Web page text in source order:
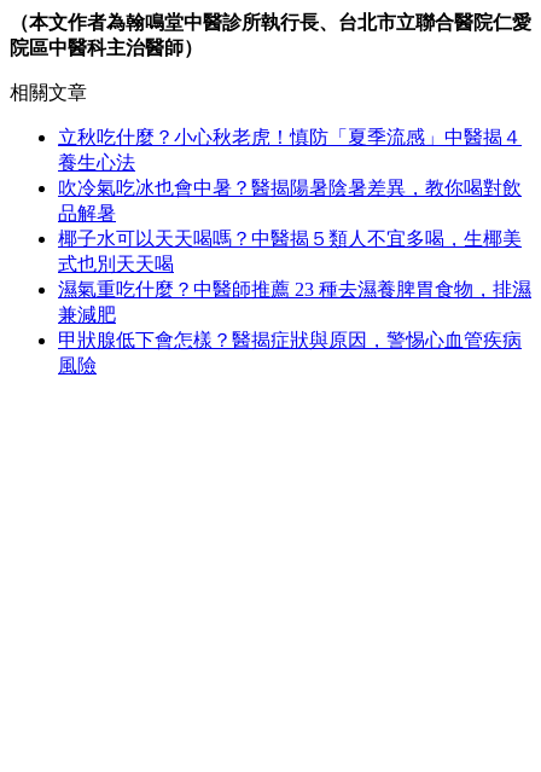
（本文作者為翰鳴堂中醫診所執行長、台北市立聯合醫院仁愛
院區中醫科主治醫師）
相關文章
立秋吃什麼？小心秋老虎！慎防「夏季流感」中醫揭４
養生心法
吹冷氣吃冰也會中暑？醫揭陽暑陰暑差異，教你喝對飲
品解暑
椰子水可以天天喝嗎？中醫揭５類人不宜多喝，生椰美
式也別天天喝
濕氣重吃什麼？中醫師推薦 23 種去濕養脾胃食物，排濕
兼減肥
甲狀腺低下會怎樣？醫揭症狀與原因，警惕心血管疾病
風險